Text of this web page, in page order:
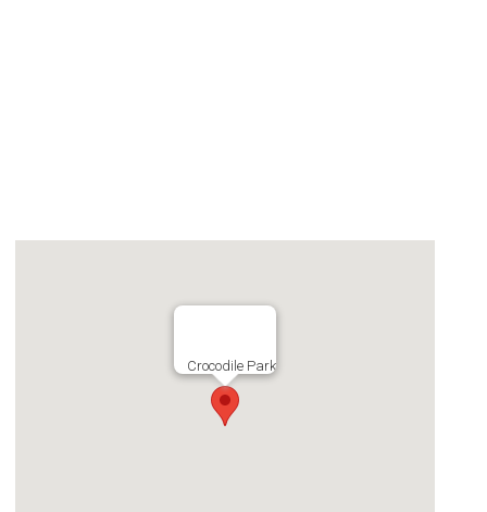
Crocodile Park